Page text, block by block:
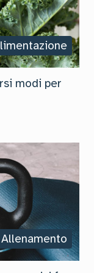
modi per
Allenamento